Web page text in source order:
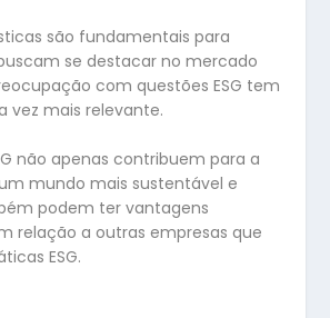
são fundamentais para
se destacar no mercado
com questões ESG tem
vez mais relevante.
não apenas contribuem para a
mundo mais sustentável e
podem ter vantagens
relação a outras empresas que
ESG.